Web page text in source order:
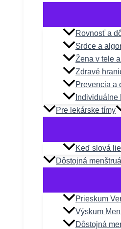
Rovnosť a
Srdce a
Žena v tele
Zdravé
Prevencia a
Pre lekárske tímy
Keď slová
Dôstojná
Prieskum
Výskum
Dôstojná